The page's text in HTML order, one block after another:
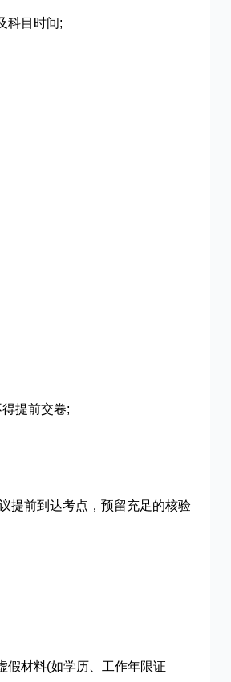
科目时间;
提前交卷;
提前到达考点，预留充足的核验
假材料(如学历、工作年限证